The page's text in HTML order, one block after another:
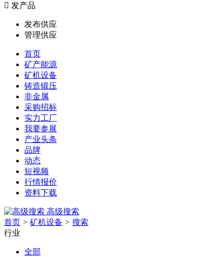
 发产品
发布供应
管理供应
首页
矿产能源
矿机设备
铸造锻压
非金属
采购招标
实力工厂
我要参展
产业头条
品牌
动态
短视频
行情报价
资料下载
高级搜索
首页 > 矿机设备 > 搜索
行业
全部